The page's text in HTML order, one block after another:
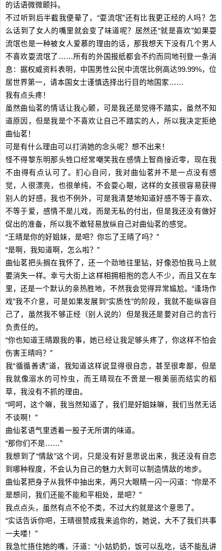
的话语微微颤抖。
不过听到后半截我便晕了，“耍流氓”还有比我更正经的人吗？怎
么话到了女人的嘴里就会变了味道呢？居然还“就是喜欢”如果耍
流氓也是一种被女人爱慕的理由的话，那我想天下没有几个男人
不喜欢耍流氓了……所有的外国报纸都会不约而同地刊登一条消
息：据权威资料表明，中国男性公民中流氓比例高达99.99%，位
居世界第一，请本国女士谨慎选择出行目的地国家……
我有点头疼！
虽然曲仙茗的情话让我心颤，可是我还是觉得不踏实，虽然不知
道原因，但是我是个不喜欢让自己不踏实的人，所以我决定拒绝
曲仙茗！
可是有什么理由可以打消她的念头呢？想不出来！
怪不得黎东明那头牲口经常嘲笑我在感情上智商接近零，现在我
不由得有点认可了。扪心自问，我对曲仙茗并不是一点没有感
觉，人很漂亮，也很单纯，不会耍心眼，这样的女孩很容易获得
别人的好感，我也不例外，可是我清楚地知道好感不等于喜欢、
不等于爱，感情不是儿戏，而是无私的付出，但是我还没有做好
促出的准备，所以我不敢轻易放纵自己对曲仙茗的感觉。
“王晴是你的好姐妹，是吧？你忘了王晴了吗？”
“是啊，我知道啊，怎么啦？”
曲仙茗把头搁在我怀了，还一个劲地往里钻，好像恐怕我马上就
要消失一样。幸亏大街上这样相拥相抱的恋人不少，而且又在车
里，还是一个默认的亲热胜地，不然我会觉得异常尴尬。“逢场作
戏”我不介意，可是如果发展到“实质性”的阶段，我就不能纵容自
己了，虽然我不够正经（别人说的）但是我还是要对自己的言行
负责任的。
“你也知道王晴跟我的事，她已经让我足够头疼了，你这样不怕会
伤害王晴吗？”
我“循循善诱”道，我知道这样说显得很自恋，甚至很卑鄙，但是
我就像溺水的可怜虫，而王晴现在不啻是一根美丽而结实的稻
草，我没有不抓的理由。
“呵呵，这个嘛，我当然知道了，我们是好姐妹嘛，我们当然无话
不谈啊！”
曲仙茗语气里透着一股子无所谓的味道。
“那你们不是……”
我想到了“情敌”这个词，只是没有好意思说出来，我还没有自恋
到哪种程度，不会认为自己的魅力大到可以制造情敌的地步。
曲仙茗把身子从我怀中抽出来，两只大眼睛一闪一闪道：“你是不
是想问，我们还能不能和平相处，是吧？”
我点点头，虽然有点不伦不类，不过大约就是这个意思了。
“实话告诉你吧，王晴很赞成我来追你的，她说，大不了我们共事
一夫喽！”
我急忙捂住她的嘴，汗道：“小姑奶奶，饭可以乱吃，话不能乱讲